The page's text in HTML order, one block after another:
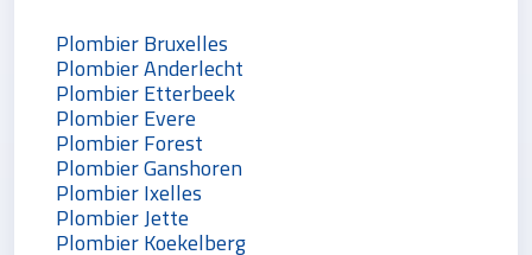
Plombier Bruxelles
Plombier Anderlecht
Plombier Etterbeek
Plombier Evere
Plombier Forest
Plombier Ganshoren
Plombier Ixelles
Plombier Jette
Plombier Koekelberg